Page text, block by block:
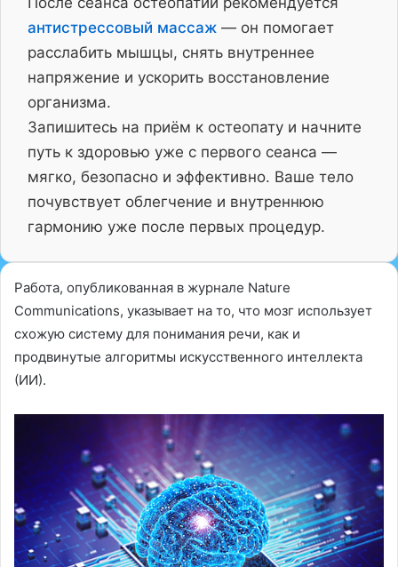
антистрессовый массаж — он помогает
расслабить мышцы, снять внутреннее
напряжение и ускорить восстановление
организма.
Запишитесь на приём к остеопату и начните
путь к здоровью уже с первого сеанса —
мягко, безопасно и эффективно. Ваше тело
почувствует облегчение и внутреннюю
гармонию уже после первых процедур.
Работа, опубликованная в журнале Nature
Communications, указывает на то, что мозг использует
схожую систему для понимания речи, как и
продвинутые алгоритмы искусственного интеллекта
(ИИ).